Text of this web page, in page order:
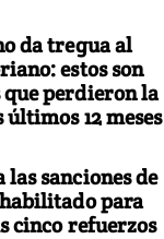
da tregua al
estos son
perdieron la
12 meses
las sanciones de
para
cinco refuerzos